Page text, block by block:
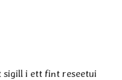
sigill i ett fint reseetui